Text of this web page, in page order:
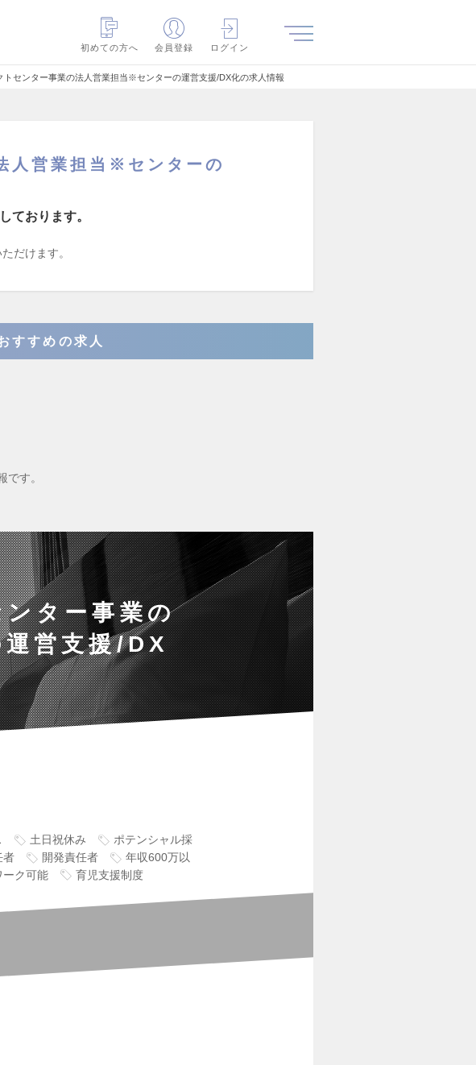
初めての方へ
会員登録 ログイン
トセンター事業の法人営業担当※センターの運営支援/DX化の求人情報
人営業担当※センターの
ております。
だけます。
すすめの求人
です。
ター事業の
営支援/DX
土日祝休み
ポテンシャル採
者 開発責任者
年収600万以
ーク可能 育児支援制度